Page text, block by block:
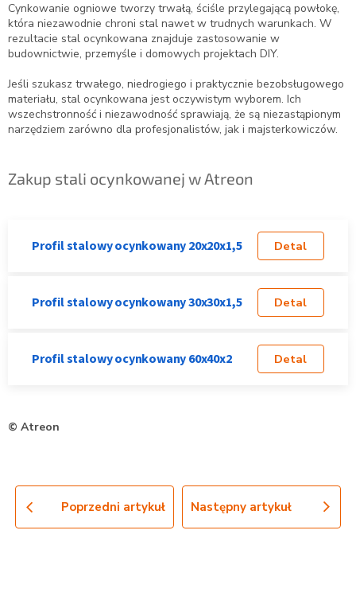
Cynkowanie ogniowe tworzy trwałą, ściśle przylegającą powłokę,
która niezawodnie chroni stal nawet w trudnych warunkach. W
rezultacie stal ocynkowana znajduje zastosowanie w
budownictwie, przemyśle i domowych projektach DIY.
Jeśli szukasz trwałego, niedrogiego i praktycznie bezobsługowego
materiału, stal ocynkowana jest oczywistym wyborem. Ich
wszechstronność i niezawodność sprawiają, że są niezastąpionym
narzędziem zarówno dla profesjonalistów, jak i majsterkowiczów.
Zakup stali ocynkowanej w Atreon
Profil stalowy ocynkowany 20x20x1,5 Detal
Profil stalowy ocynkowany 30x30x1,5 Detal
Profil stalowy ocynkowany 60x40x2 Detal
© Atreon
Poprzedni artykuł Następny artykuł